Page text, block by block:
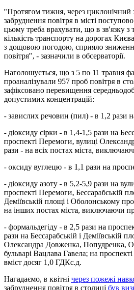
"Протягом тижня, через циклонічний
забруднення повітря в місті
цьому треба врахувати, що в зв'язку
кількість транспорту на дорогах
з дощовою погодою, сприяло
повітря", - зазначили в обсерваторії.
Наголошується, що з 5 по 11 травня
проаналізували 957 проб повітря в
зафіксовано перевищення
допустимих концентрацій:
- завислих речовин (пил) - в 1,2 рази
- діоксиду сірки - в 1,4-1,5 рази на
проспекті Перемоги, вулиці
рази - на всіх постах міста,
- оксиду вуглецю - в 1,1 рази на
- діоксиду азоту - в 5,2-5,9 рази на
проспекті Перемоги, Бессарабській
Деміївській площі і Оболонському
на інших постах міста, виключаючи
- формальдегіду - в 2,5 рази на
рази на Бессарабській і Деміївській
Олександра Довженка, Попудренка,
бульварі Вацлава Гавела; на
вміст досяг 1,0 ГДКс.д.
Нагадаємо, в квітні через пожежі
забруднення повітря в столиці був